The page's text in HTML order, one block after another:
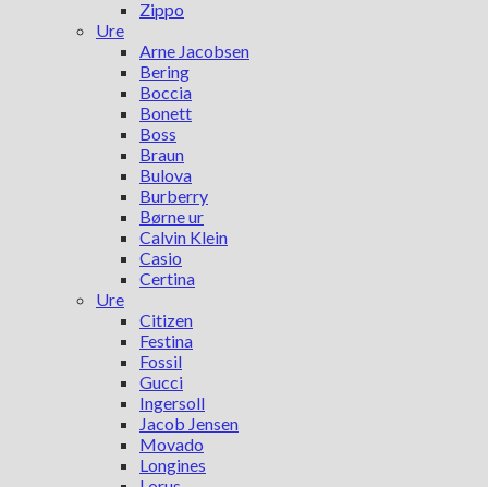
Zippo
Ure
Arne Jacobsen
Bering
Boccia
Bonett
Boss
Braun
Bulova
Burberry
Børne ur
Calvin Klein
Casio
Certina
Ure
Citizen
Festina
Fossil
Gucci
Ingersoll
Jacob Jensen
Movado
Longines